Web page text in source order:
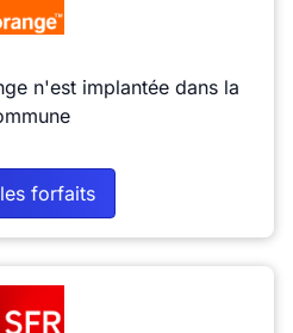
n'est implantée dans la
forfaits